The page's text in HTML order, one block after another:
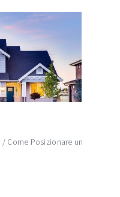
/ Come Posizionare un